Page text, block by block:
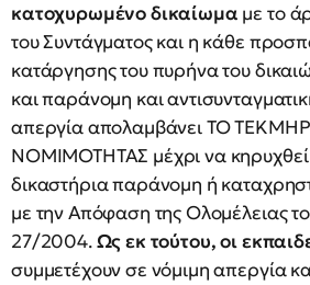
κατοχυρωμένο δικαίωμα με το
του Συντάγματος και η κάθε
κατάργησης του πυρήνα του
και παράνομη και
απεργία απολαμβάνει ΤΟ
ΝΟΜΙΜΟΤΗΤΑΣ μέχρι να
δικαστήρια παράνομη ή
με την Απόφαση της Ολομέλειας
27/2004.Ως εκ τούτου, οι
συμμετέχουν σε νόμιμη απεργία